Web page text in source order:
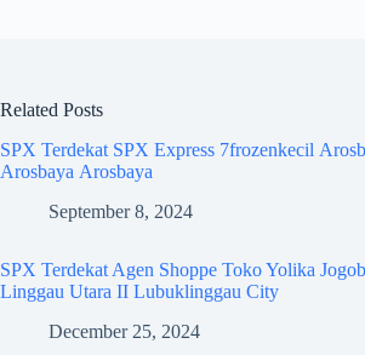
Related Posts
SPX Terdekat SPX Express 7frozenkecil
Arosbaya Arosbaya
September 8, 2024
SPX Terdekat Agen Shoppe Toko Yolika
Linggau Utara II Lubuklinggau City
December 25, 2024